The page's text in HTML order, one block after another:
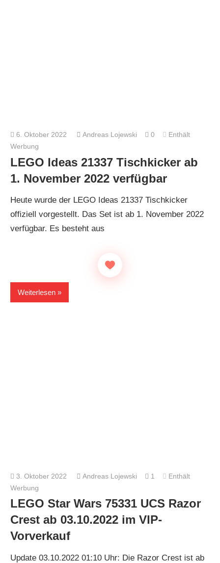
6. Oktober 2022 Andreas Lojewski 0
Enthält
Werbung
LEGO Ideas 21337 Tischkicker ab
1. November 2022 verfügbar
Heute wurde der LEGO Ideas 21337 Tischkicker
offiziell vorgestellt. Das Set ist ab 1. November 2022
verfügbar. Es besteht aus
Weiterlesen
3. Oktober 2022 Andreas Lojewski 1
Enthält
Werbung
LEGO Star Wars 75331 UCS Razor
Crest ab 03.10.2022 im VIP-
Vorverkauf
Update 03.10.2022 01:10 Uhr: Die Razor Crest ist ab